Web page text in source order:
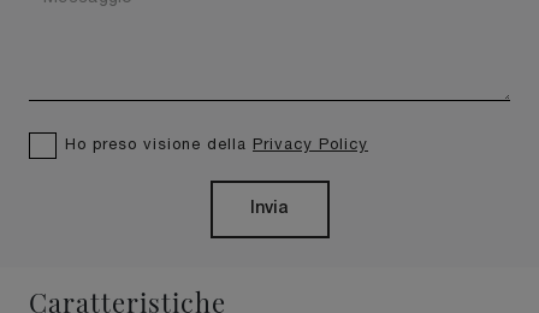
Ho preso visione della Privacy Policy
Invia
Caratteristiche